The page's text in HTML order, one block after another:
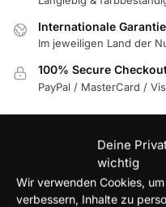
Deine
wichtig
Wir verwenden Cookies,
verbessern, Inhalte zu
Internationale Garantie
Im jeweiligen Land der
100% Secure
PayPal / MasterCard /
Y2K Engelsflügel Halskette